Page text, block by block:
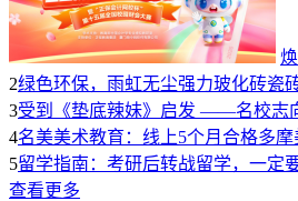
2绿色环保，雨虹无尘强力玻化砖瓷
3受到《垫底辣妹》启发 ——名校志
4名美美术教育：线上5个月合格多
5留学指南：考研后转战留学，一定
查看更多